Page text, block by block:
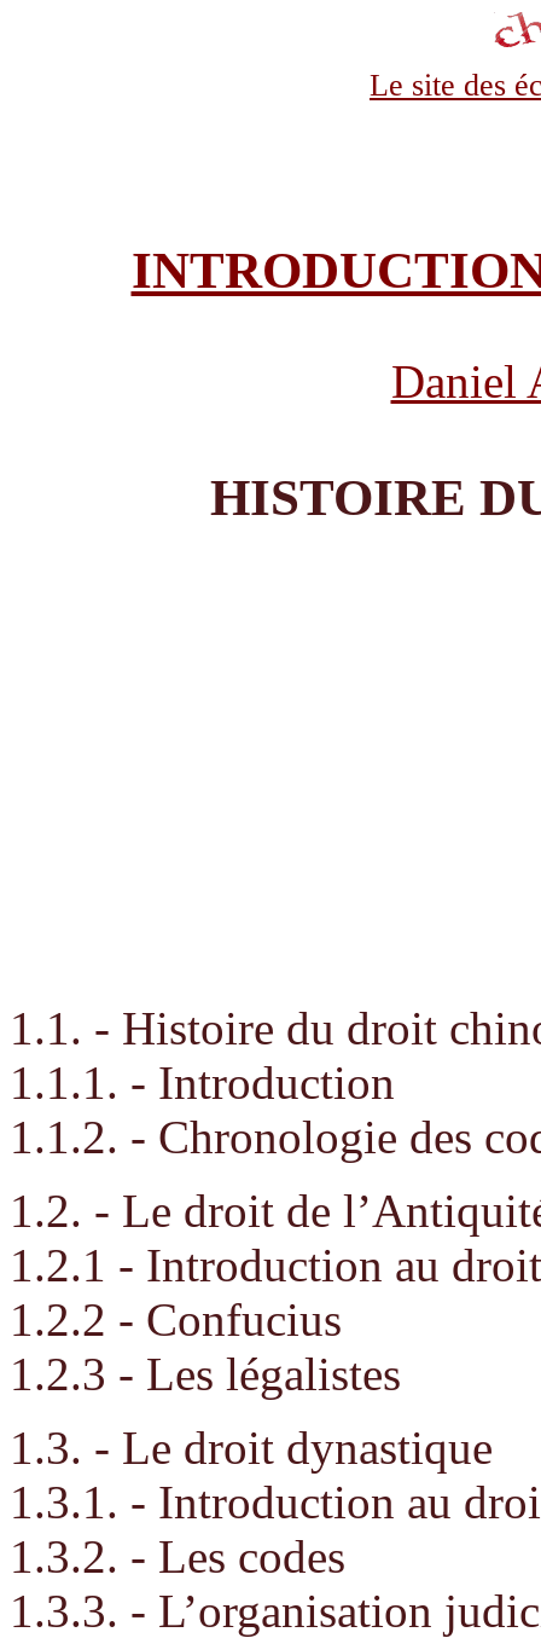
Le site des
Daniel
HISTOIRE
1.1. - Histoire du droit
1.1.1. - Introduction
1.1.2. - Chronologie des
1.2. - Le droit de
1.2.1 - Introduction au
1.2.2 - Confucius
1.2.3 - Les légalistes
1.3. - Le droit dynastique
1.3.1. - Introduction au
1.3.2. - Les codes
1.3.3. - L’organisation